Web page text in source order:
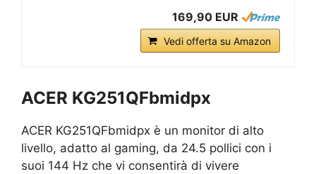
169,90 EUR
Vedi offerta su Amazon
ACER KG251QFbmidpx
ACER KG251QFbmidpx è un monitor di alto
livello, adatto al gaming, da 24.5 pollici con i
suoi 144 Hz che vi consentirà di vivere